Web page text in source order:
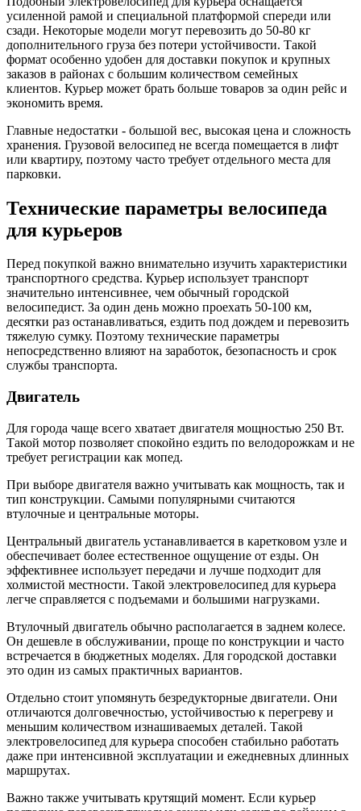
усиленной рамой и специальной платформой спереди или
сзади. Некоторые модели могут перевозить до 50-80 кг
дополнительного груза без потери устойчивости. Такой
формат особенно удобен для доставки покупок и крупных
заказов в районах с большим количеством семейных
клиентов. Курьер может брать больше товаров за один рейс и
экономить время.
Главные недостатки - большой вес, высокая цена и сложность
хранения. Грузовой велосипед не всегда помещается в лифт
или квартиру, поэтому часто требует отдельного места для
парковки.
Технические параметры велосипеда
для курьеров
Перед покупкой важно внимательно изучить характеристики
транспортного средства. Курьер использует транспорт
значительно интенсивнее, чем обычный городской
велосипедист. За один день можно проехать 50-100 км,
десятки раз останавливаться, ездить под дождем и перевозить
тяжелую сумку. Поэтому технические параметры
непосредственно влияют на заработок, безопасность и срок
службы транспорта.
Двигатель
Для города чаще всего хватает двигателя мощностью 250 Вт.
Такой мотор позволяет спокойно ездить по велодорожкам и не
требует регистрации как мопед.
При выборе двигателя важно учитывать как мощность, так и
тип конструкции. Самыми популярными считаются
втулочные и центральные моторы.
Центральный двигатель устанавливается в каретковом узле и
обеспечивает более естественное ощущение от езды. Он
эффективнее использует передачи и лучше подходит для
холмистой местности. Такой электровелосипед для курьера
легче справляется с подъемами и большими нагрузками.
Втулочный двигатель обычно располагается в заднем колесе.
Он дешевле в обслуживании, проще по конструкции и часто
встречается в бюджетных моделях. Для городской доставки
это один из самых практичных вариантов.
Отдельно стоит упомянуть безредукторные двигатели. Они
отличаются долговечностью, устойчивостью к перегреву и
меньшим количеством изнашиваемых деталей. Такой
электровелосипед для курьера способен стабильно работать
даже при интенсивной эксплуатации и ежедневных длинных
маршрутах.
Важно также учитывать крутящий момент. Если курьер